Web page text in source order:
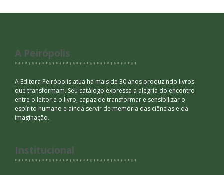
A Peirópolis
A Editora Peirópolis atua há mais de 30 anos produzindo livros
que transformam. Seu catálogo expressa a alegria do encontro
entre o leitor e o livro, capaz de transformar e sensibilizar o
espírito humano e ainda servir de memória das ciências e da
imaginação.
Institucional